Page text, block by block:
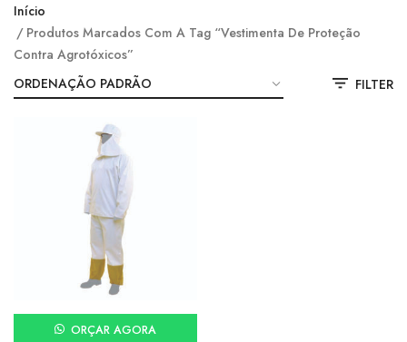
Início
Produtos Marcados Com A Tag “vestimenta De Proteção
Contra Agrotóxicos”
FILTER
ORÇAR AGORA